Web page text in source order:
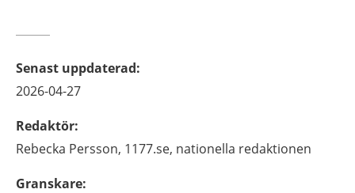
Senast uppdaterad:
2026-04-27
Redaktör:
Rebecka Persson, 1177.se, nationella redaktionen
Granskare: